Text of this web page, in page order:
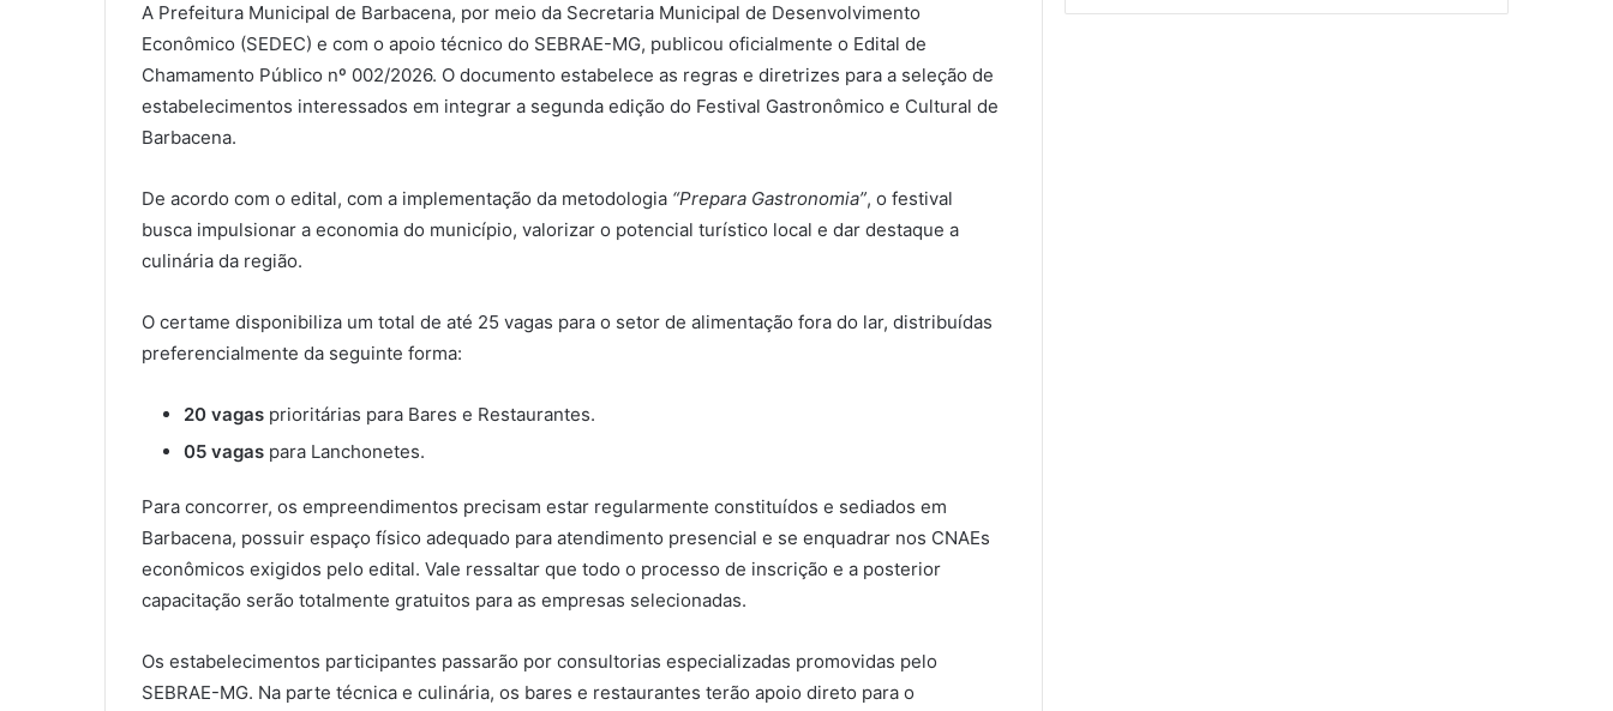
A Prefeitura Municipal de Barbacena, por meio da Secretaria Municipal de Desenvolvimento
Econômico (SEDEC) e com o apoio técnico do SEBRAE-MG, publicou oficialmente o Edital de
Chamamento Público nº 002/2026. O documento estabelece as regras e diretrizes para a seleção de
estabelecimentos interessados em integrar a segunda edição do Festival Gastronômico e Cultural de
Barbacena.
De acordo com o edital, com a implementação da metodologia “Prepara Gastronomia”, o festival
busca impulsionar a economia do município, valorizar o potencial turístico local e dar destaque a
culinária da região.
O certame disponibiliza um total de até 25 vagas para o setor de alimentação fora do lar, distribuídas
preferencialmente da seguinte forma:
20 vagas prioritárias para Bares e Restaurantes.
05 vagas para Lanchonetes.
Para concorrer, os empreendimentos precisam estar regularmente constituídos e sediados em
Barbacena, possuir espaço físico adequado para atendimento presencial e se enquadrar nos CNAEs
econômicos exigidos pelo edital. Vale ressaltar que todo o processo de inscrição e a posterior
capacitação serão totalmente gratuitos para as empresas selecionadas.
Os estabelecimentos participantes passarão por consultorias especializadas promovidas pelo
SEBRAE-MG. Na parte técnica e culinária, os bares e restaurantes terão apoio direto para o